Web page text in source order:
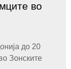
во
до 20
Зонските